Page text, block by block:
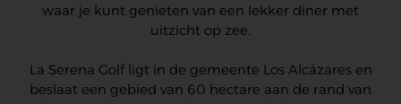
waar je kunt genieten van een lekker diner met
uitzicht op zee.
La Serena Golf ligt in de gemeente Los Alcázares en
beslaat een gebied van 60 hectare aan de rand van